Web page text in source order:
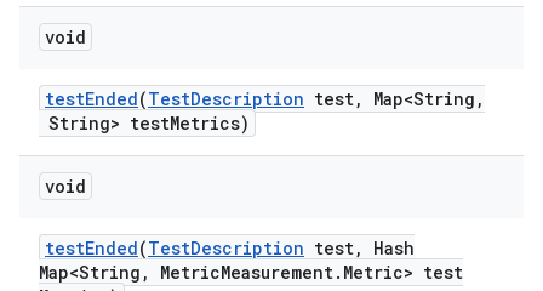
void
testEnded(TestDescription test, Map<String ,
String> testMetrics)
void
testEnded(TestDescription test,
Hash
Map<String , MetricMeasurement. Metric> test